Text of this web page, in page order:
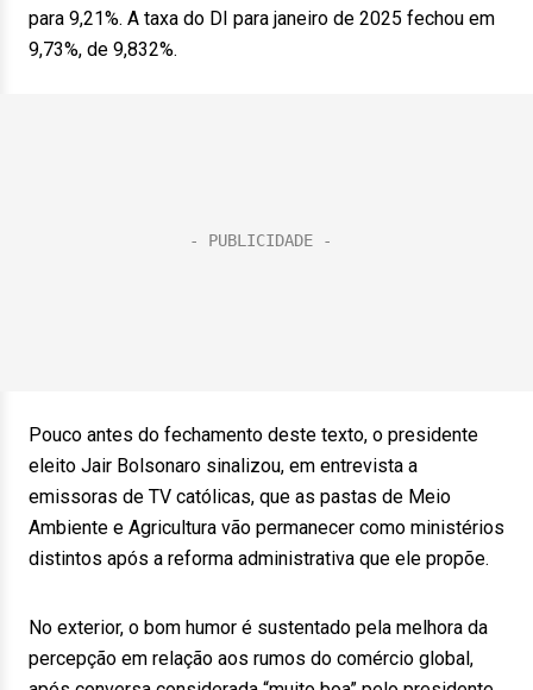
para 9,21%. A taxa do DI para janeiro de 2025 fechou em
9,73%, de 9,832%.
Pouco antes do fechamento deste texto, o presidente
eleito Jair Bolsonaro sinalizou, em entrevista a
emissoras de TV católicas, que as pastas de Meio
Ambiente e Agricultura vão permanecer como ministérios
distintos após a reforma administrativa que ele propõe.
No exterior, o bom humor é sustentado pela melhora da
percepção em relação aos rumos do comércio global,